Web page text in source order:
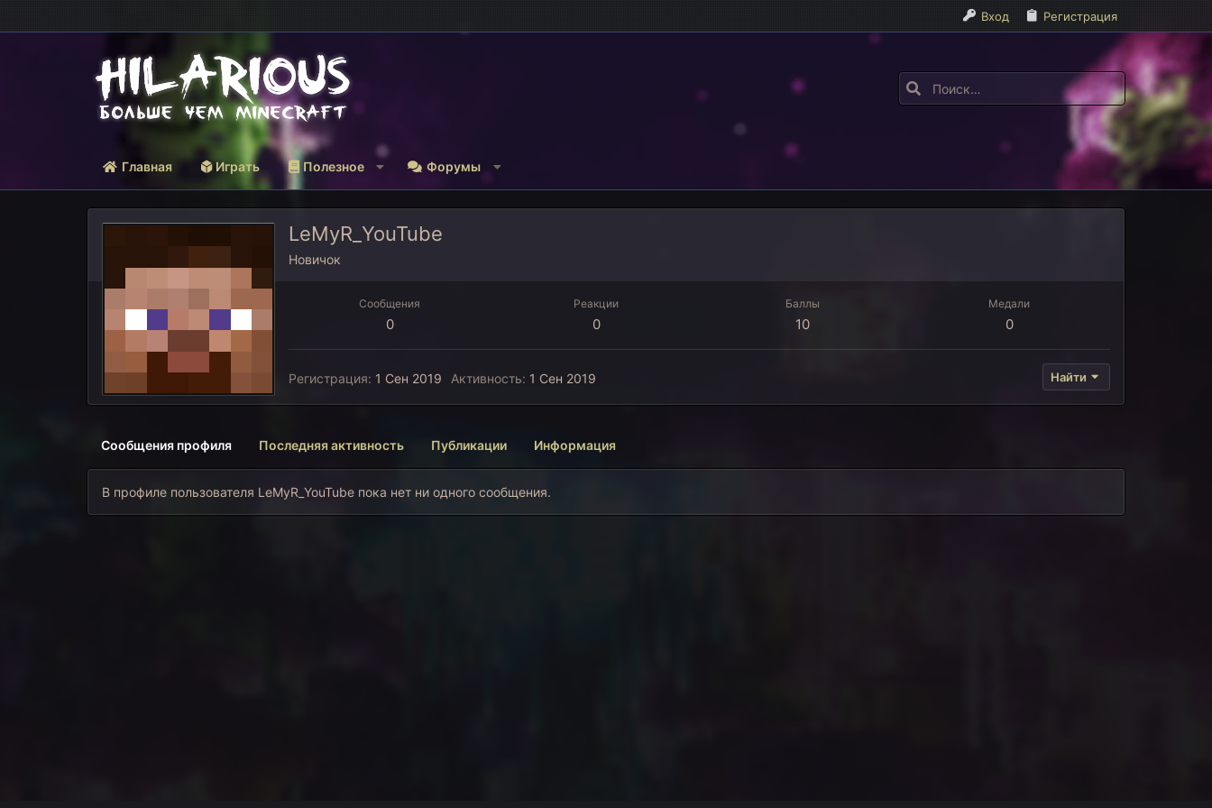
Вход Регистрация
Главная Играть Полезное Форумы
LeMyR_YouTube
Новичок
Сообщения
0
Реакции
0
Баллы
10
Медали
0
Регистрация 1 Сен 2019 Активность 1 Сен 2019 Найти
Сообщения профиля Последняя активность Публикации Информация
В профиле пользователя LeMyR_YouTube пока нет ни одного сообщения.